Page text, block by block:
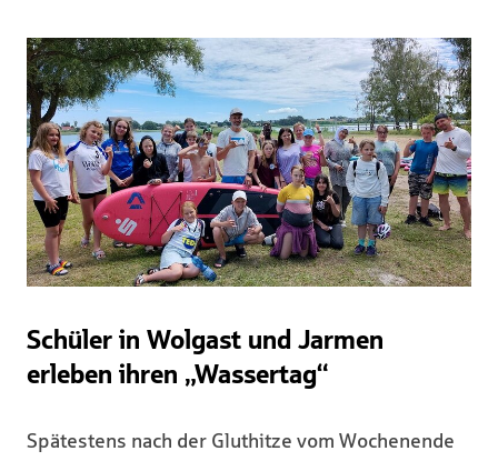
Schüler in Wolgast und Jarmen
erleben ihren „Wassertag“
Spätestens nach der Gluthitze vom Wochenende